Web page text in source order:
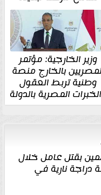
وزير الخارجية: مؤتمر
بالخارج منصة
وطنية تربط العقول
المصرية بالدولة
متهمين بقتل عامل خلال
دراجة نارية في